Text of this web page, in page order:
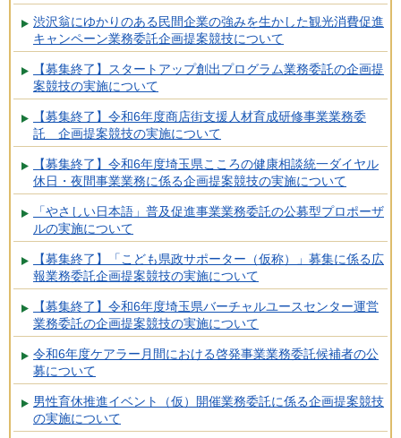
渋沢翁にゆかりのある民間企業の強みを生かした観光消費促進
キャンペーン業務委託企画提案競技について
【募集終了】スタートアップ創出プログラム業務委託の企画提
案競技の実施について
【募集終了】令和6年度商店街支援人材育成研修事業業務委
託 企画提案競技の実施について
【募集終了】令和6年度埼玉県こころの健康相談統一ダイヤル
休日・夜間事業業務に係る企画提案競技の実施について
「やさしい日本語」普及促進事業業務委託の公募型プロポーザ
ルの実施について
【募集終了】「こども県政サポーター（仮称）」募集に係る広
報業務委託企画提案競技の実施について
【募集終了】令和6年度埼玉県バーチャルユースセンター運営
業務委託の企画提案競技の実施について
令和6年度ケアラー月間における啓発事業業務委託候補者の公
募について
男性育休推進イベント（仮）開催業務委託に係る企画提案競技
の実施について